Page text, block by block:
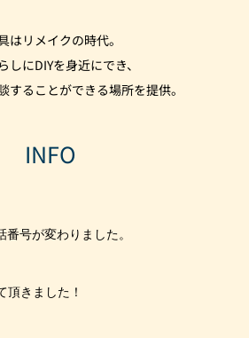
はリメイクの時代。
にDIYを身近にでき、
することができる場所を提供。
INFO
番号が変わりました。
頂きました！